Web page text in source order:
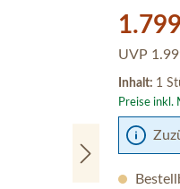
UVP
Inhalt: 1
Preise inkl.